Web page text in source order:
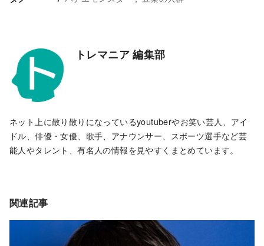
トレマニア 編集部
ネット上に散り散りになっているyoutuberやお笑い芸人、アイ
ドル、俳優・女優、歌手、アナウンサー、スポーツ選手など芸
能人やタレント、有名人の情報を見やすくまとめています。
関連記事